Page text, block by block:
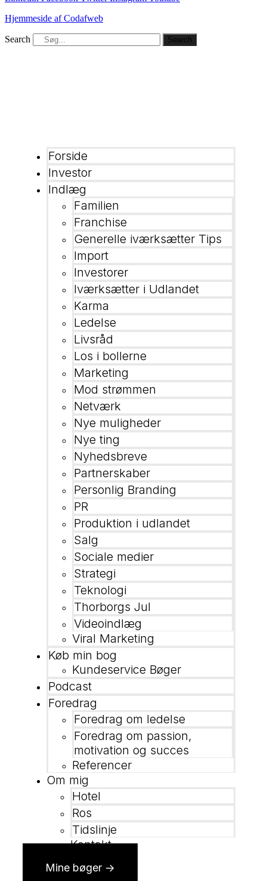
Hjemmeside af Codafweb
Search Search
Forside
Investor
Indlæg
Familien
Franchise
Generelle iværksætter Tips
Import
Investorer
Iværksætter i Udlandet
Karma
Ledelse
Livsråd
Los i bollerne
Marketing
Mod strømmen
Netværk
Nye muligheder
Nye ting
Nyhedsbreve
Partnerskaber
Personlig Branding
PR
Produktion i udlandet
Salg
Sociale medier
Strategi
Teknologi
Thorborgs Jul
Videoindlæg
Viral Marketing
Køb min bog
Kundeservice Bøger
Podcast
Foredrag
Foredrag om ledelse
Foredrag om passion,
motivation og succes
Referencer
Om mig
Hotel
Ros
Tidslinje
Kontakt
Mine bøger ->